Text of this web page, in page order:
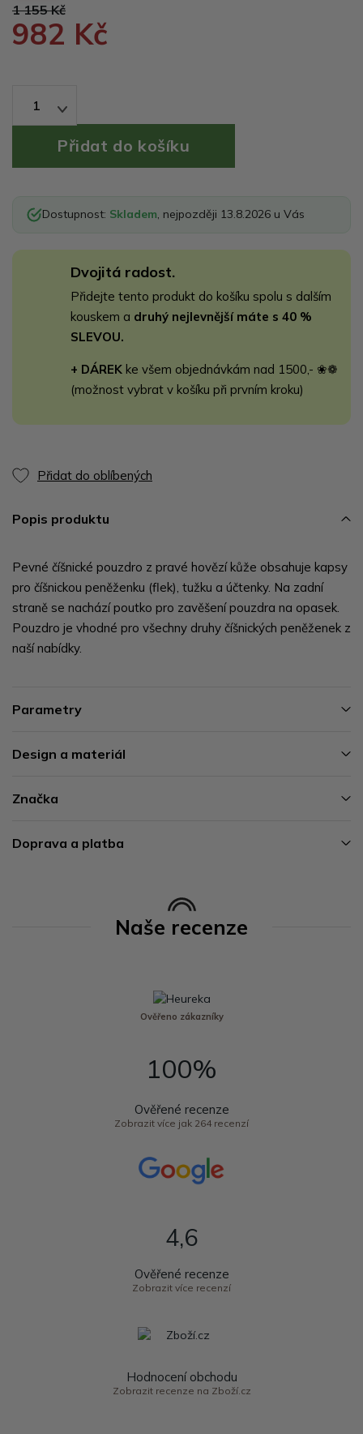
1 155 Kč
982 Kč
1
Dostupnost: Skladem, nejpozději 13.8.2026 u Vás
Dvojitá radost.
Přidejte tento produkt do košíku spolu s dalším
kouskem a druhý nejlevnější máte s 40 %
SLEVOU.
+ DÁREK ke všem objednávkám nad 1500,- ❀❁
(možnost vybrat v košíku při prvním kroku)
Přidat do oblíbených
Popis produktu
Pevné číšnické pouzdro z pravé hovězí kůže obsahuje kapsy
pro číšnickou peněženku (flek), tužku a účtenky. Na zadní
straně se nachází poutko pro zavěšení pouzdra na opasek.
Pouzdro je vhodné pro všechny druhy číšnických peněženek z
naší nabídky.
Parametry
Design a materiál
Značka
Doprava a platba
Naše recenze
Ověřeno zákazníky
100%
Ověřené recenze
Zobrazit více jak 264 recenzí
4,6
Ověřené recenze
Zobrazit více recenzí
Hodnocení obchodu
Zobrazit recenze na Zboží.cz